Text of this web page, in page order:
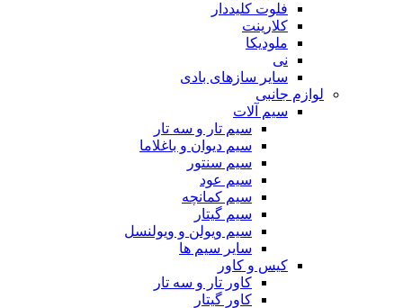
فلوت کلیددار
کلارینت
ملودیکا
نی
سایر سازهای بادی
لوازم جانبی
سیم آلات
سیم تار و سه تار
سیم دیوان و باغلاما
سیم سنتور
سیم عود
سیم کمانچه
سیم گیتار
سیم ویولن و ویولنسل
سایر سیم ها
کیس و کاور
کاور تار و سه تار
کاور گیتار